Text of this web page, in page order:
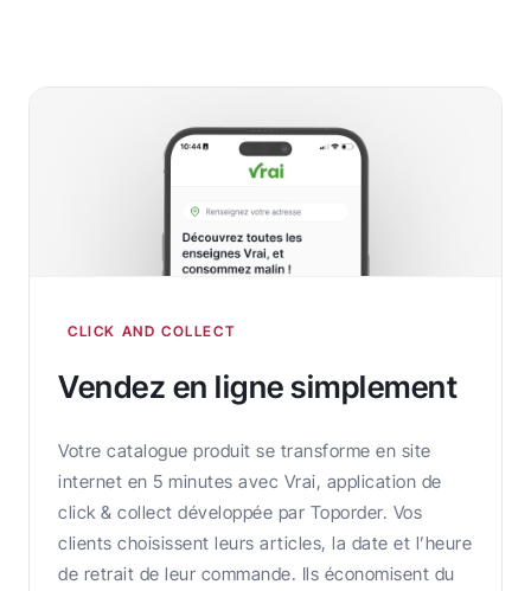
CLICK AND COLLECT
Vendez en ligne simplement
Votre catalogue produit se transforme en site
internet en 5 minutes avec Vrai, application de
click & collect développée par Toporder. Vos
clients choisissent leurs articles, la date et l’heure
de retrait de leur commande. Ils économisent du